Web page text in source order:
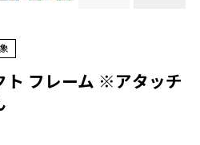
ト フレーム ※アタッチ